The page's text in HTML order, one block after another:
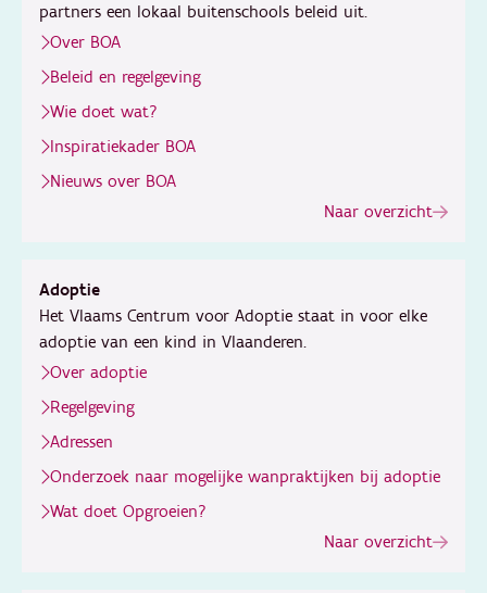
partners een lokaal buitenschools beleid uit.
Over BOA
Beleid en regelgeving
Wie doet wat?
Inspiratiekader BOA
Nieuws over BOA
Naar overzicht
Adoptie
Het Vlaams Centrum voor Adoptie staat in voor elke
adoptie van een kind in Vlaanderen.
Over adoptie
Regelgeving
Adressen
Onderzoek naar mogelijke wanpraktijken bij adoptie
Wat doet Opgroeien?
Naar overzicht